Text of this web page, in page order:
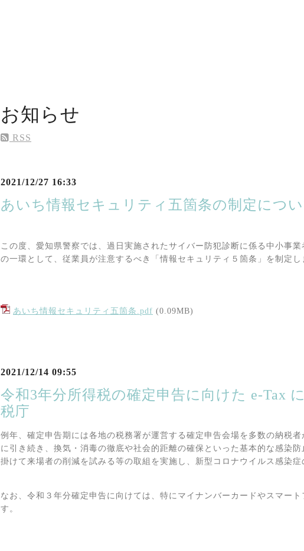
お知らせ
RSS
2021/12/27 16:33
あいち情報セキュリティ五箇条の制定につ
この度、愛知県警察では、過日実施されたサイバー防犯診断に係る中小事
の一環として、従業員が注意するべき「情報セキュリティ５箇条」を制定し
あいち情報セキュリティ五箇条.pdf (0.09MB)
2021/12/14 09:55
令和3年分所得税の確定申告に向けた e-Tax
税庁
例年、確定申告期には各地の税務署が運営する確定申告会場を多数の納税
に引き続き、換気・消毒の徹底や社会的距離の確保といった基本的な感染
掛けて来場者の削減を試みる等の取組を実施し、新型コロナウイルス感染
なお、令和３年分確定申告に向けては、特にマイナンバーカードやスマー
す。